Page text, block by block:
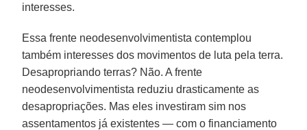
interesses.
Essa frente neodesenvolvimentista contemplou
também interesses dos movimentos de luta pela terra.
Desapropriando terras? Não. A frente
neodesenvolvimentista reduziu drasticamente as
desapropriações. Mas eles investiram sim nos
assentamentos já existentes — com o financiamento